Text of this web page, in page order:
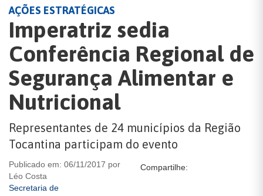
AÇÕES ESTRATÉGICAS
Imperatriz sedia
Conferência Regional de
Segurança Alimentar e
Nutricional
Representantes de 24 municípios da Região
Tocantina participam do evento
Publicado em: 06/11/2017 por
Léo Costa
Secretaria de
Compartilhe: